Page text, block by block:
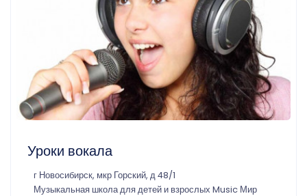
Уроки вокала
г Новосибирск, мкр Горский, д 48/1
Музыкальная школа для детей и взрослых Music Мир